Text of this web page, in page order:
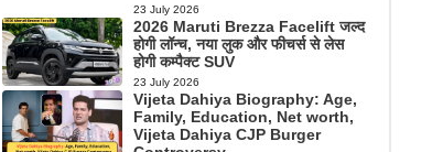
23 July 2026
2026 Maruti Brezza Facelift जल्द
होगी लॉन्च, नया लुक और फीचर्स से लेस
होगी कम्पैक्ट SUV
23 July 2026
Vijeta Dahiya Biography: Age,
Family, Education, Net worth,
Vijeta Dahiya CJP Burger